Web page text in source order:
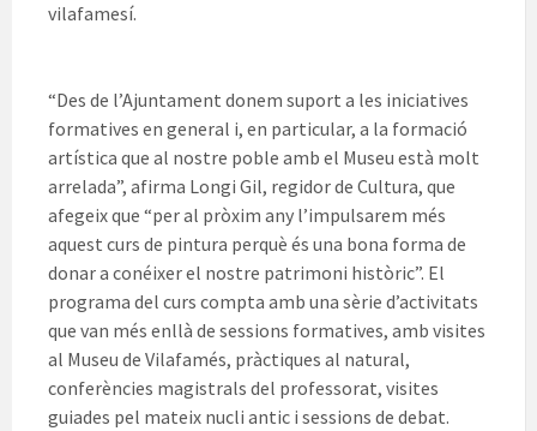
vilafamesí.
“Des de l’Ajuntament donem suport a les iniciatives
formatives en general i, en particular, a la formació
artística que al nostre poble amb el Museu està molt
arrelada”, afirma Longi Gil, regidor de Cultura, que
afegeix que “per al pròxim any l’impulsarem més
aquest curs de pintura perquè és una bona forma de
donar a conéixer el nostre patrimoni històric”. El
programa del curs compta amb una sèrie d’activitats
que van més enllà de sessions formatives, amb visites
al Museu de Vilafamés, pràctiques al natural,
conferències magistrals del professorat, visites
guiades pel mateix nucli antic i sessions de debat.